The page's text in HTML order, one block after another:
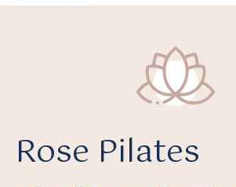
Rose Pilates